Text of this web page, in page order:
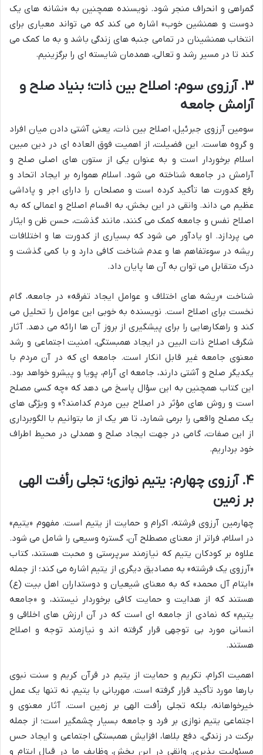
گمراهی و انحراف منجر شود. نویسنده همچنین به «نشانه های یک
دوست و همنشین خوب» اشاره می کند که می تواند معیاری برای
انتخاب همنشینان در تمامی جنبه های زندگی باشد و به ما کمک می
کند تا در مسیر رشد و تعالی، همدمان شایسته ای را برگزینیم.
۳. آرزوی سوم: اصلاح بین ذات؛ بنیاد صلح و
آرامش جامعه
سومین آرزوی جبرئیل، اصلاح بین ذات، یعنی آشتی دادن میان افراد
و گروه هاست. این فضیلت، از اهمیت فوق العاده ای در دین مبین
اسلام برخوردار است و به عنوان یکی از ستون های اصلی صلح و
آرامش در جامعه شناخته می شود. اسلام همواره بر ایجاد اتحاد و
رفع کدورت ها تأکید کرده است و مصلحان را دارای اجر و پاداشی
عظیم می داند. وانقی در این بخش، به اقسام اصلاح و اعمالی که به
اصلاح نفس و جامعه کمک می کنند، مانند گذشت، حسن ظن و ایثار
می پردازد. او یادآور می شود که بسیاری از کدورت ها و اختلافات
ریشه در سوءتفاهم ها و عدم شناخت کافی دارد و با کمی گذشت و
درک متقابل می توان به آن ها پایان داد.
شناخت «ریشه های اختلاف و عوامل ایجاد تفرقه» در جامعه، گام
نخست برای اصلاح است. نویسنده به خوبی این عوامل را تحلیل می
کند و راهکارهایی را برای پیشگیری از بروز آن ها ارائه می دهد. آثار
شگرف اصلاح ذات البین در ایجاد همبستگی، امنیت اجتماعی و رشد
معنوی جامعه غیر قابل انکار است. جامعه ای که در آن مردم با
یکدیگر صلح و آشتی دارند، جامعه ای آرام، پویا و پیشرو خواهد بود.
این کتاب همچنین به این سؤال پاسخ می دهد که «چه کسی مصلح
است و روش های مؤثر در اصلاح بین مردم کدامند؟» و ویژگی های
یک مصلح واقعی را برمی شمارد، تا هر یک از ما بتوانیم با الگوبرداری
از این صفات، گامی در جهت ایجاد صلح و همدلی در محیط اطراف
خود برداریم.
۴. آرزوی چهارم: یتیم نوازی؛ تجلی رأفت الهی
بر زمین
چهارمین آرزوی فرشته، اکرام و حمایت از یتیم است. مفهوم «یتیم»
در اسلام، فراتر از معنای مصطلح آن، گستره وسیعی را شامل می شود.
علاوه بر کودکان یتیم که نیازمند سرپرستی و محبت هستند، کتاب
«آرزوی یک فرشته» به مصادیق دیگری از یتیم اشاره می کند؛ از جمله
«ایتام آل محمد» که به معنای شیعیان و دوستداران اهل بیت (ع)
هستند که از هدایت و حمایت کافی برخوردار نیستند، و «جامعه
یتیم» که نمادی از جامعه ای است که در آن ارزش های اخلاقی و
انسانی مورد بی توجهی قرار گرفته اند و نیازمند توجه و اصلاح
هستند.
اهمیت اکرام، تکریم و حمایت از یتیم در قرآن کریم و سنت نبوی
بارها مورد تأکید قرار گرفته است. مهربانی با یتیم، نه تنها یک عمل
خیرخواهانه، بلکه تجلی رأفت الهی بر زمین است. آثار معنوی و
اجتماعی یتیم نوازی بر فرد و جامعه بسیار چشمگیر است؛ از جمله
برکت در زندگی، دفع بلاها، افزایش همبستگی اجتماعی و ایجاد حس
مسئولیت پذیری. وانقی در این بخش، وظایف ما در قبال ایتام و